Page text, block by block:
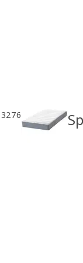
3276